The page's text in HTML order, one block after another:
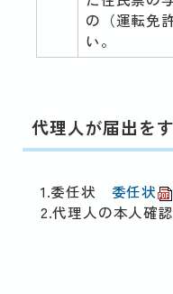
の（運転免
い。
代理人が届出を
1.委任状 委任状
2.代理人の本人確